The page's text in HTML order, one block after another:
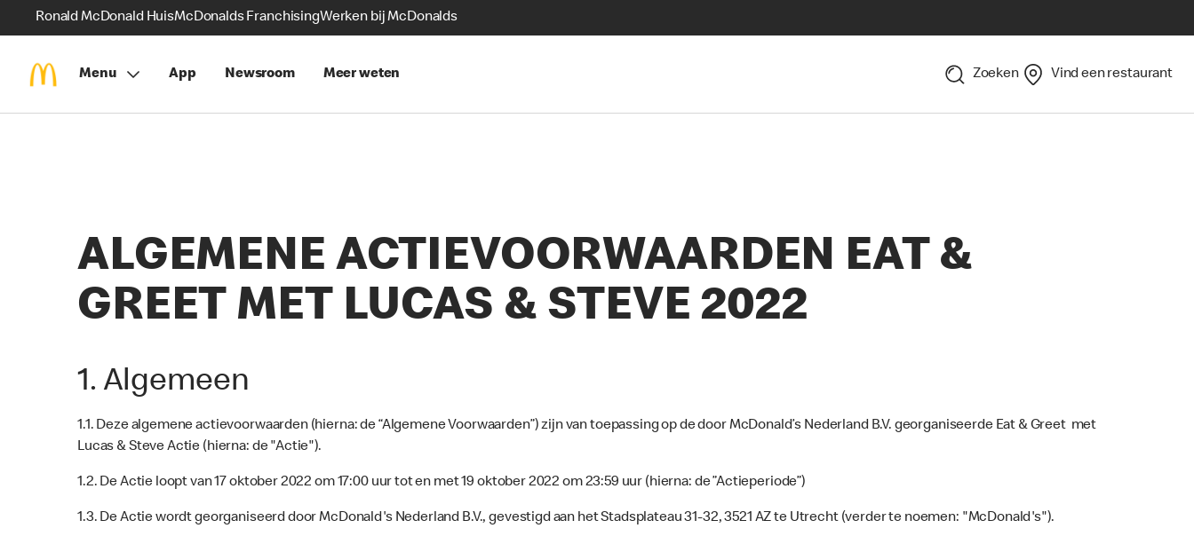
Ronald McDonald HuisMcDonalds FranchisingWerken bij McDonalds
Menu App Newsroom Meer weten Zoeken Vind een restaurant
ALGEMENE ACTIEVOORWAARDEN EAT &
GREET MET LUCAS & STEVE 2022
1. Algemeen
1.1. Deze algemene actievoorwaarden (hierna: de “Algemene Voorwaarden”) zijn van toepassing op de door McDonald’s Nederland B.V. georganiseerde Eat & Greet met
Lucas & Steve Actie (hierna: de "Actie").
1.2. De Actie loopt van 17 oktober 2022 om 17:00 uur tot en met 19 oktober 2022 om 23:59 uur (hierna: de ”Actieperiode”)
1.3. De Actie wordt georganiseerd door McDonald's Nederland B.V., gevestigd aan het Stadsplateau 31-32, 3521 AZ te Utrecht (verder te noemen: "McDonald's").